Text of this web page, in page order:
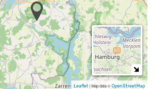
Leaflet|Map data ©OpenStreetMap